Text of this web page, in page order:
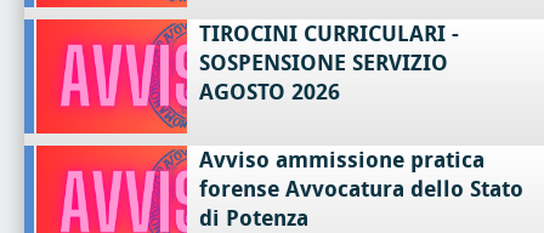
TIROCINI CURRICULARI -
SOSPENSIONE SERVIZIO
AGOSTO 2026
Avviso ammissione pratica
forense Avvocatura dello Stato
di Potenza